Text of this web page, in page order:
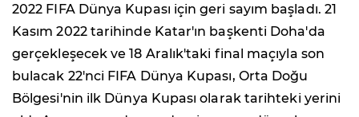
2022 FIFA Dünya Kupası için geri sayım başladı. 21
Kasım 2022 tarihinde Katar'ın başkenti Doha'da
gerçekleşecek ve 18 Aralık'taki final maçıyla son
bulacak 22'nci FIFA Dünya Kupası, Orta Doğu
Bölgesi'nin ilk Dünya Kupası olarak tarihteki yerini